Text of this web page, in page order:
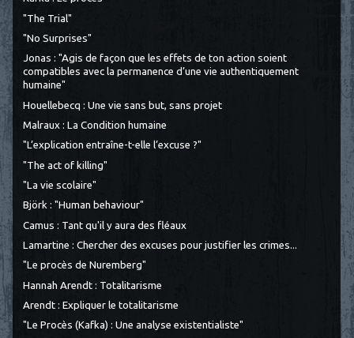
"The Trial"
"No Surprises"
Jonas : "Agis de façon que les effets de ton action soient
compatibles avec la permanence d’une vie authentiquement
humaine"
Houellebecq : Une vie sans but, sans projet
Malraux : La Condition humaine
"L’explication entraîne-t-elle l’excuse ?"
"The act of killing"
"La vie scolaire"
Björk : "Human behaviour"
Camus : Tant qu'il y aura des fléaux
Lamartine : Chercher des excuses pour justifier les crimes...
"Le procès de Nuremberg"
Hannah Arendt : Totalitarisme
Arendt : Expliquer le totalitarisme
"Le Procès (Kafka) : Une analyse existentialiste"